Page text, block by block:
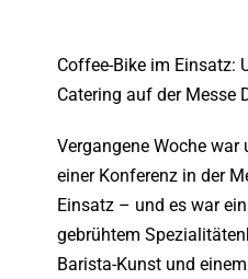
Coffee-Bike im Einsatz:
Catering auf der Messe
Vergangene Woche war
einer Konferenz in der
Einsatz – und es war
gebrühtem
Barista-Kunst und